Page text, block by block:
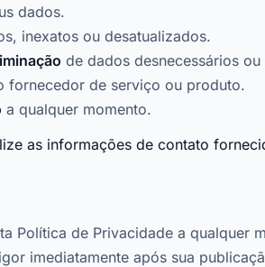
dados.
inexatos ou desatualizados.
de dados desnecessários
fornecedor de serviço ou produto.
a qualquer momento.
as informações de contato
Política de Privacidade a qualquer
imediatamente após sua